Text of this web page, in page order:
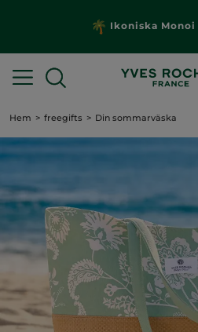
Ikoniska Monoi
Hem freegifts Din sommarväska